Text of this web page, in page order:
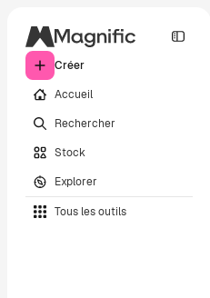
Créer
Accueil
Rechercher
Stock
Explorer
Tous les outils